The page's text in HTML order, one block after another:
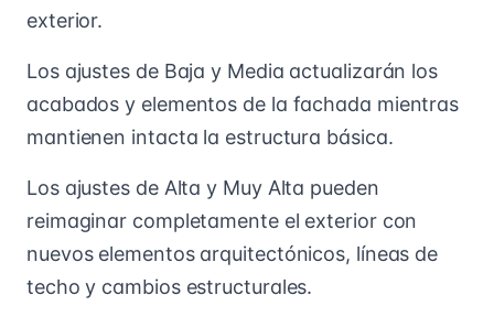
exterior.
Los ajustes de Baja y Media actualizarán los
acabados y elementos de la fachada mientras
mantienen intacta la estructura básica.
Los ajustes de Alta y Muy Alta pueden
reimaginar completamente el exterior con
nuevos elementos arquitectónicos, líneas de
techo y cambios estructurales.